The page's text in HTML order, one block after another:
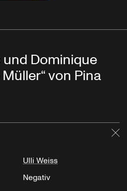
Dominique
von Pina
Ulli Weiss
Negativ